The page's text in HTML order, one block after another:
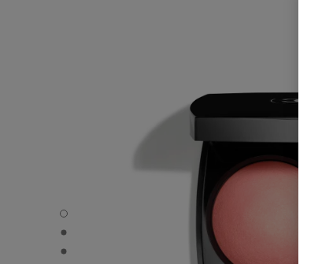
JOUES CONTRASTE - Standardvisning
JOUES CONTRASTE - Alternativ visning 1
JOUES CONTRASTE - Grunnleggende teksturvisning